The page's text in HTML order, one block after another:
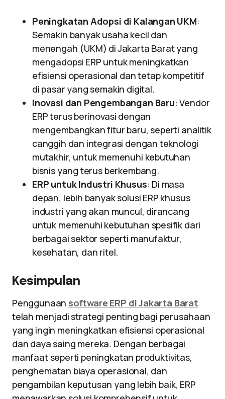
Peningkatan Adopsi di Kalangan UKM:
Semakin banyak usaha kecil dan
menengah (UKM) di Jakarta Barat yang
mengadopsi ERP untuk meningkatkan
efisiensi operasional dan tetap kompetitif
di pasar yang semakin digital.
Inovasi dan Pengembangan Baru: Vendor
ERP terus berinovasi dengan
mengembangkan fitur baru, seperti analitik
canggih dan integrasi dengan teknologi
mutakhir, untuk memenuhi kebutuhan
bisnis yang terus berkembang.
ERP untuk Industri Khusus: Di masa
depan, lebih banyak solusi ERP khusus
industri yang akan muncul, dirancang
untuk memenuhi kebutuhan spesifik dari
berbagai sektor seperti manufaktur,
kesehatan, dan ritel.
Kesimpulan
Penggunaan software ERP di Jakarta Barat
telah menjadi strategi penting bagi perusahaan
yang ingin meningkatkan efisiensi operasional
dan daya saing mereka. Dengan berbagai
manfaat seperti peningkatan produktivitas,
penghematan biaya operasional, dan
pengambilan keputusan yang lebih baik, ERP